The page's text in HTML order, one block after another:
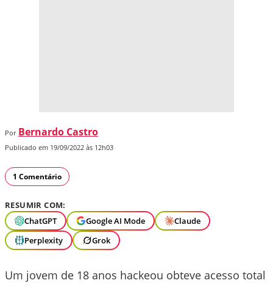
Por Bernardo Castro
Publicado em 19/09/2022 às 12h03
1 Comentário
RESUMIR COM:
ChatGPT
Google AI Mode
Claude
Perplexity
Grok
Um jovem de 18 anos hackeou obteve acesso total